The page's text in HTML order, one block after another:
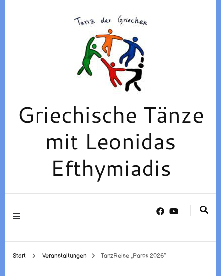
Griechische Tänze
mit Leonidas
Efthymiadis
Start Veranstaltungen TanzReise „Paros 2026“